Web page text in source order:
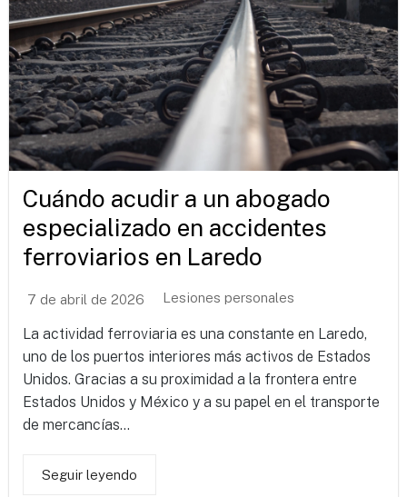
Cuándo acudir a un abogado
especializado en accidentes
ferroviarios en Laredo
7 de abril de 2026 Lesiones personales
La actividad ferroviaria es una constante en Laredo,
uno de los puertos interiores más activos de Estados
Unidos. Gracias a su proximidad a la frontera entre
Estados Unidos y México y a su papel en el transporte
de mercancías...
Seguir leyendo